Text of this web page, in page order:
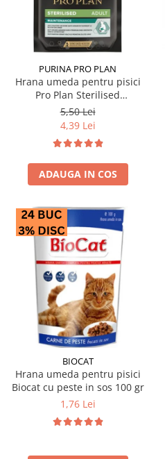
Hrana uscata
Hrana uscata caini
Caine Junior
Caine Adult
Caine Senior
Oferta 2 saci
Igiena caini
Cosmetica & produse de igiena
Covorase & Scutece
Solutii auriculare
Solutii dentare
Solutii oftalmice
Oferte
Recompense caini
Hrana umeda
Hrana uscata
Hrana umeda pisici
Pisica Adult
Pisica Junior
Pisica Senior
Pisica Sterilizata
Ingrijire pisici
Asternut igienic
Igiena pisici
Oferte
Recompense pisici
PURINA PRO PLAN
Hrana umeda pentru pisici
Pro Plan Sterilised
Nutrisavour cu pui in sos 85
gr
5,50 Lei
4,39 Lei
ADAUGA IN COS
BIOCAT
Hrana umeda pentru pisici
Biocat cu peste in sos 100 gr
1,76 Lei